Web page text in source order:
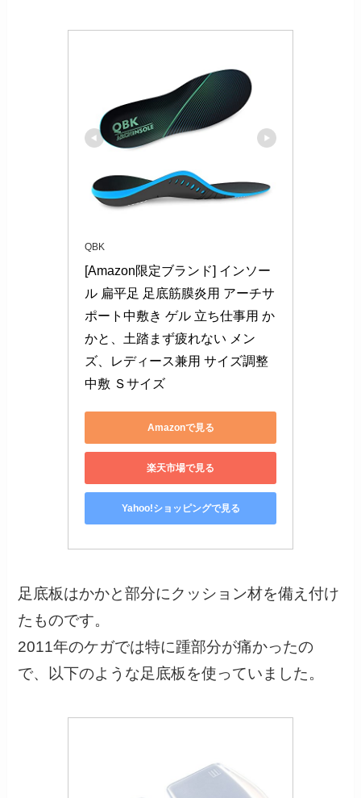
QBK
[Amazon限定ブランド] インソー
ル 扁平足 足底筋膜炎用 アーチサ
ポート中敷き ゲル 立ち仕事用 か
かと、土踏まず疲れない メン
ズ、レディース兼用 サイズ調整
中敷 Ｓサイズ
Amazonで見る
楽天市場で見る
Yahoo!ショッピングで見る
足底板はかかと部分にクッション材を備え付け
たものです。
2011年のケガでは特に踵部分が痛かったの
で、以下のような足底板を使っていました。